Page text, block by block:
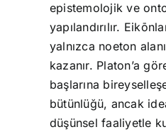
epistemolojik ve
yapılandırılır.
yalnızca noeton
kazanır. Platon’a
başlarına
bütünlüğü, ancak
düşünsel faaliyetle